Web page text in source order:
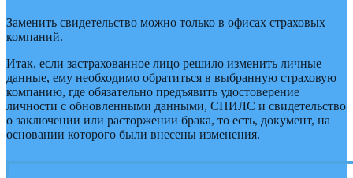
Заменить свидетельство можно только в офисах страховых
компаний.
Итак, если застрахованное лицо решило изменить личные
данные, ему необходимо обратиться в выбранную страховую
компанию, где обязательно предъявить удостоверение
личности с обновленными данными, СНИЛС и свидетельство
о заключении или расторжении брака, то есть, документ, на
основании которого были внесены изменения.